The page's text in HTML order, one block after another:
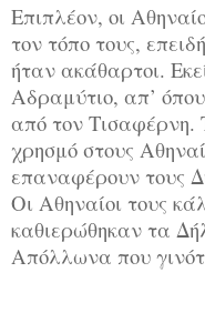
Επιπλέον, οι
τον τόπο τους,
ήταν ακάθαρτοι.
Αδραμύτιο, απ’
από τον Τισαφέρνη.
χρησμό στους
επαναφέρουν τους
Οι Αθηναίοι τους
καθιερώθηκαν τα
Απόλλωνα που